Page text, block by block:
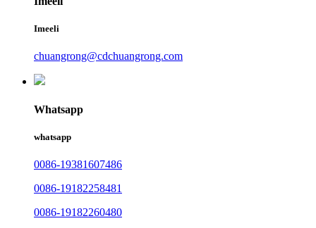
Imeeli
chuangrong@cdchuangrong.com
Whatsapp
whatsapp
0086-19381607486
0086-19182258481
0086-19182260480